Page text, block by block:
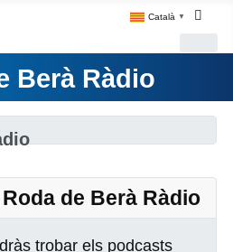
Català ▼
Berà Ràdio
de Berà Ràdio
trobar els podcasts